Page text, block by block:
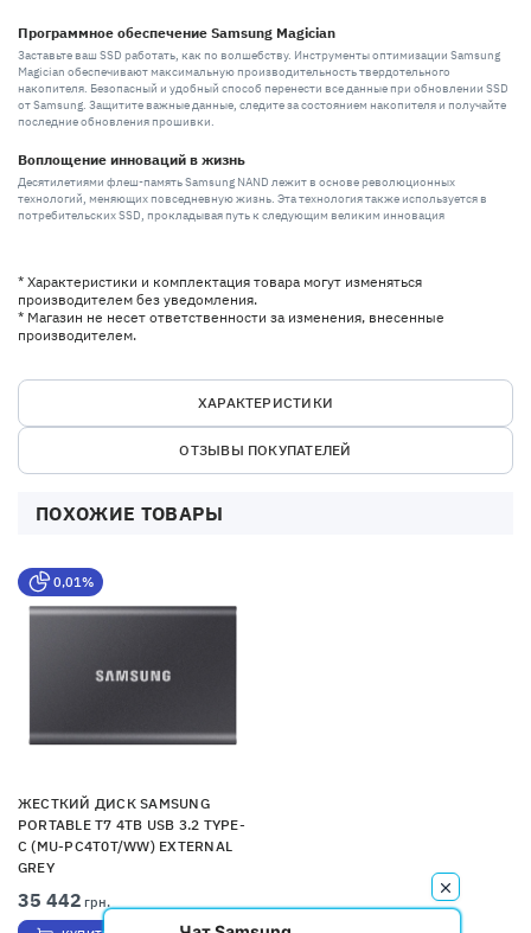
Программное обеспечение Samsung Magician
Заставьте ваш SSD работать, как по волшебству. Инструменты оптимизации Samsung
Magician обеспечивают максимальную производительность твердотельного
накопителя. Безопасный и удобный способ перенести все данные при обновлении SSD
от Samsung. Защитите важные данные, следите за состоянием накопителя и получайте
последние обновления прошивки.
Воплощение инноваций в жизнь
Десятилетиями флеш-память Samsung NAND лежит в основе революционных
технологий, меняющих повседневную жизнь. Эта технология также используется в
потребительских SSD, прокладывая путь к следующим великим инновация
* Характеристики и комплектация товара могут изменяться
производителем без уведомления.
* Магазин не несет ответственности за изменения, внесенные
производителем.
ХАРАКТЕРИСТИКИ
ОТЗЫВЫ ПОКУПАТЕЛЕЙ
ПОХОЖИЕ ТОВАРЫ
0,01%
ЖЕСТКИЙ ДИСК SAMSUNG
PORTABLE T7 4TB USB 3.2 TYPE-
C (MU-PC4T0T/WW) EXTERNAL
GREY
35 442 грн.